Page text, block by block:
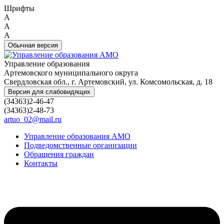
Шрифты
A
A
A
Обычная версия
Управление образования
Артемовского муниципального округа
Свердловская обл., г. Артемовский, ул. Комсомольская, д. 18
Версия для слабовидящих
(34363)2-46-47
(34363)2-48-73
artuo_02@mail.ru
Управление образования АМО
Подведомственные организации
Обращения граждан
Контакты